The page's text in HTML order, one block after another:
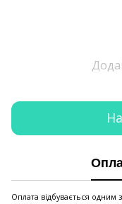
Оплата відбувається одним